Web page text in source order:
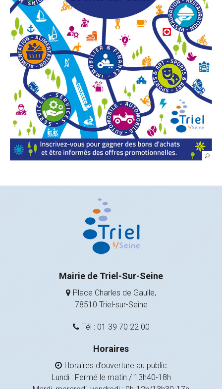
Mairie de Triel-Sur-Seine
Place Charles de Gaulle,
78510 Triel-sur-Seine
Tél : 01 39 70 22 00
Horaires
Horaires d’ouverture au public
Lundi : Fermé le matin / 13h40-18h